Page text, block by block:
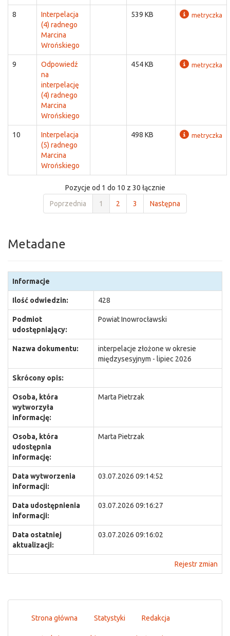
8
Interpelacja
(4) radnego
Marcina
Wrońskiego
539 KB metryczka
9
Odpowiedź
na
interpelację
(4) radnego
Marcina
Wrońskiego
454 KB metryczka
10
Interpelacja
(5) radnego
Marcina
Wrońskiego
498 KB metryczka
Pozycje od 1 do 10 z 30 łącznie
Poprzednia
1 2 3 Następna
Metadane
Informacje
Ilość odwiedzin: 428
Podmiot
udostępniający:
Powiat Inowrocławski
Nazwa dokumentu:
interpelacje złożone w okresie
międzysesyjnym - lipiec 2026
Skrócony opis:
Osoba, która
wytworzyła
informację:
Marta Pietrzak
Osoba, która
udostępnia
informację:
Marta Pietrzak
Data wytworzenia
informacji:
03.07.2026 09:14:52
Data udostępnienia
informacji:
03.07.2026 09:16:27
Data ostatniej
aktualizacji:
03.07.2026 09:16:02
Rejestr zmian
Strona główna Statystyki Redakcja